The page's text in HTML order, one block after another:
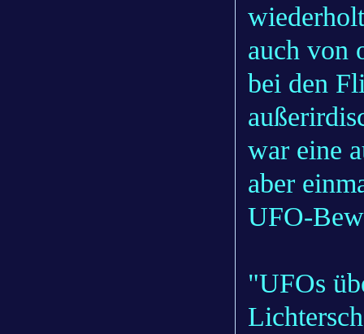
auch von
bei den
war eine
aber
UFO-
"UFOs